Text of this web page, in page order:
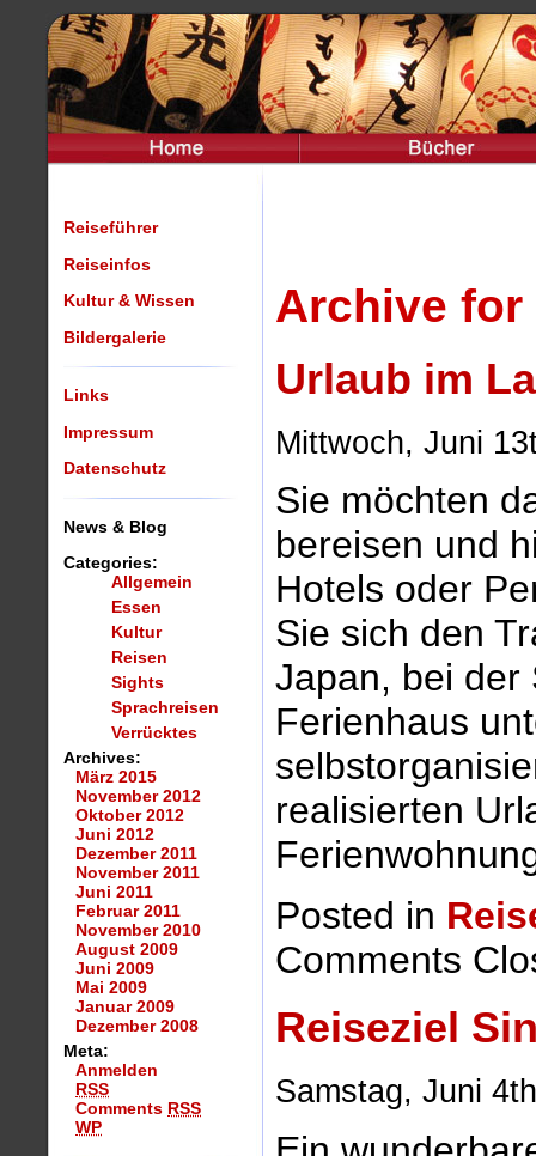
Reiseführer
Reiseinfos
Kultur & Wissen
Bildergalerie
Links
Impressum
Datenschutz
News & Blog
Categories:
Allgemein
Essen
Kultur
Reisen
Sights
Sprachreisen
Verrücktes
Archives:
März 2015
November 2012
Oktober 2012
Juni 2012
Dezember 2011
November 2011
Juni 2011
Februar 2011
November 2010
August 2009
Juni 2009
Mai 2009
Januar 2009
Dezember 2008
Meta:
Anmelden
RSS
Comments RSS
WP
Archive for
Urlaub im
Mittwoch, Juni
Sie möchten
bereisen und
Hotels oder
Sie sich den
Japan, bei der
Ferienhaus
realisierten
Posted in
Comments
Reiseziel
Samstag, Juni